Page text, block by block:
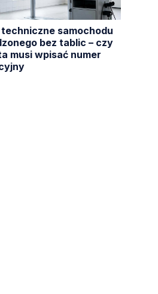
samochodu
bez tablic – czy
musi wpisać numer